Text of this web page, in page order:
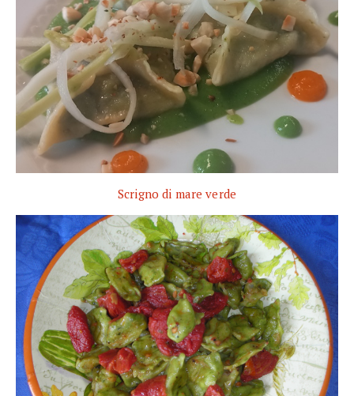
Scrigno di mare verde